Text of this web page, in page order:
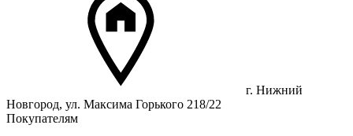
г. Нижний
Новгород, ул. Максима Горького 218/22
Покупателям